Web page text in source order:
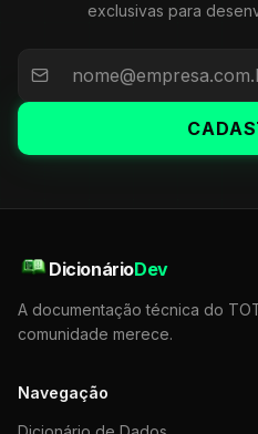
exclusivas para
DicionárioDev
A documentação técnica do
comunidade merece.
Navegação